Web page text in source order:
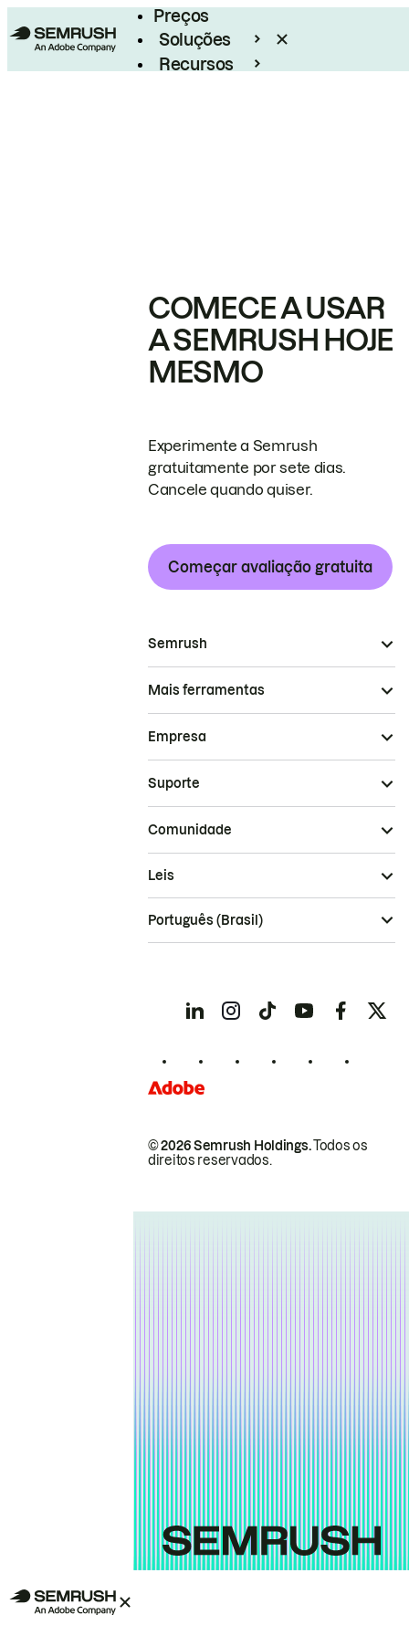
Preços
Soluções
Recursos
COMECE A USAR
A SEMRUSH HOJE
MESMO
Experimente a Semrush
gratuitamente por sete dias.
Cancele quando quiser.
Começar avaliação gratuita
Semrush
Mais ferramentas
Empresa
Suporte
Comunidade
© 2026 Semrush Holdings.Todos os
direitos reservados.
Leis
Português (Brasil)